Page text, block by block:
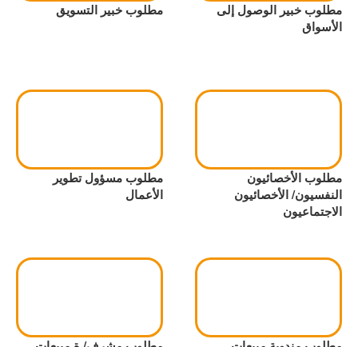
مطلوب خبير الوصول إلى
الأسواق
مطلوب خبير التسويق
مطلوب الأخصائيون
النفسيون/ الأخصائيون
الاجتماعيون
مطلوب مسؤول تطوير
الأعمال